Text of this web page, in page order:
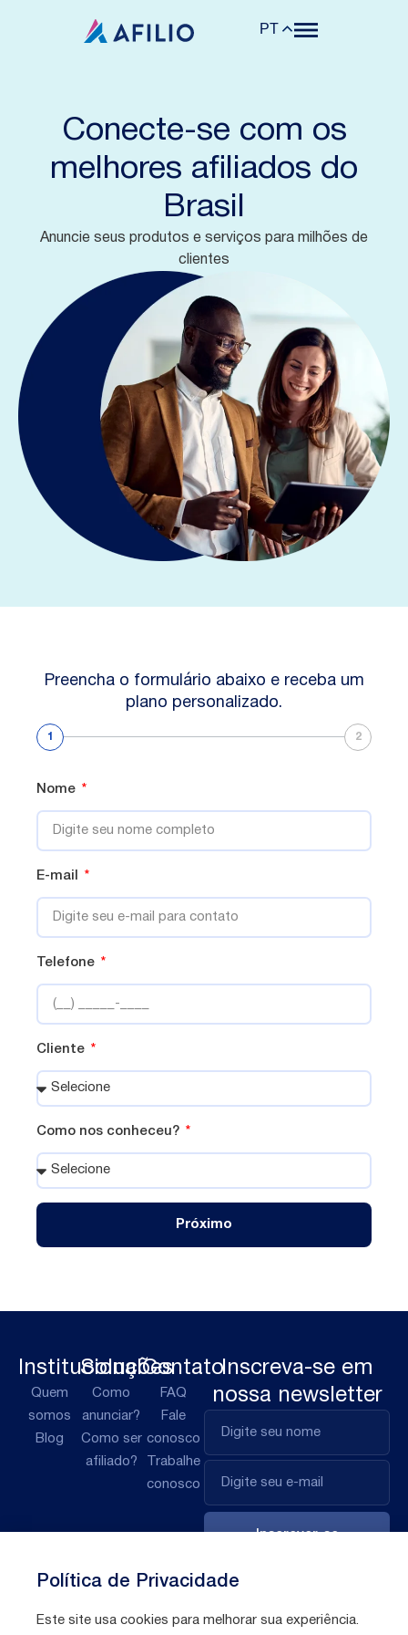
PT
Conecte-se com os
melhores afiliados do
Brasil
Anuncie seus produtos e serviços para milhões de
clientes
Preencha o formulário abaixo e receba um
plano personalizado.
1 2
Nome
E-mail
Telefone
Cliente
Como nos conheceu?
Próximo
Institucional
Quem
somos
Blog
Soluções
Como
anunciar?
Como ser
afiliado?
Contato
FAQ
Fale
conosco
Trabalhe
conosco
Inscreva-se em
nossa newsletter
Inscrever-se
Política de Privacidade
Este site usa cookies para melhorar sua experiência.